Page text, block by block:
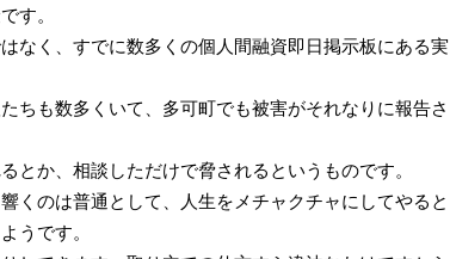
す。
なく、すでに数多くの個人間融資即日掲示板にある実
ちも数多くいて、多可町でも被害がそれなりに報告さ
とか、相談しただけで脅されるというものです。
くのは普通として、人生をメチャクチャにしてやると
うです。